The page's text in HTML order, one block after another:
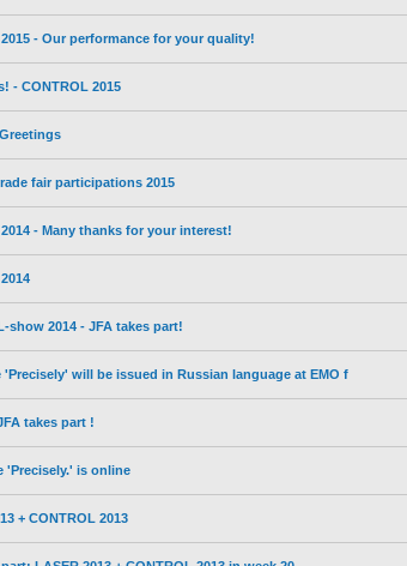
- Our performance for your quality!
- CONTROL 2015
fair participations 2015
- Many thanks for your interest!
show 2014 - JFA takes part!
'Precisely' will be issued in Russian language at EMO f
takes part !
'Precisely.' is online
+ CONTROL 2013